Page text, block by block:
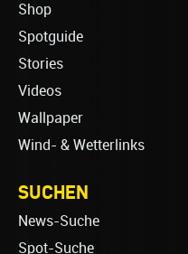
Shop
Spotguide
Stories
Videos
Wallpaper
Wind- & Wetterlinks
SUCHEN
News-Suche
Spot-Suche